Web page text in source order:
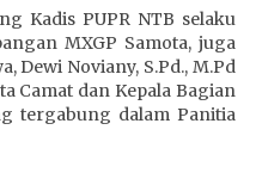
dari Berbagai
XII
Bantuan
Kadis PUPR NTB selaku
MXGP Samota, juga
Dewi Noviany, S.Pd., M.Pd
Camat dan Kepala Bagian
tergabung dalam Panitia